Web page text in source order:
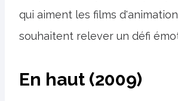
qui aiment les films
souhaitent relever un défi
En haut (2009)